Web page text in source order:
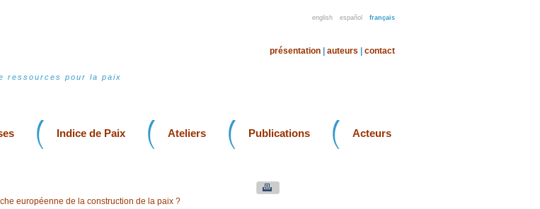
english español français
ressources pour la paix
présentation auteurs contact
Indice de Paix Ateliers Publications Acteurs
européenne de la construction de la paix ?